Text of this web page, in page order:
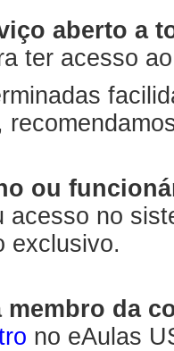
aberto a
ter acesso
ou
acesso no
exclusivo.
da
no eAulas